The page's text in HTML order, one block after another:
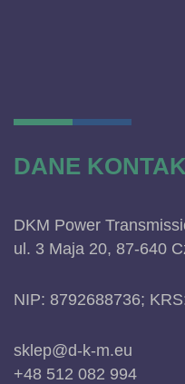
DANE
DKM Power
ul. 3 Maja 20, 87-640
NIP: 8792688736;
sklep@d-k-m.eu
+48 512 082 994